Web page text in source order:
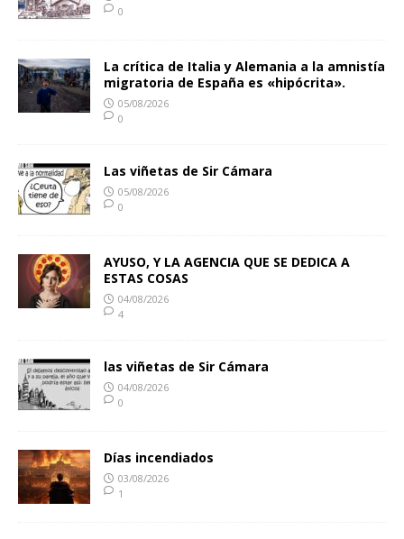
0
La crítica de Italia y Alemania a la amnistía
migratoria de España es «hipócrita».
05/08/2026
0
Las viñetas de Sir Cámara
05/08/2026
0
AYUSO, Y LA AGENCIA QUE SE DEDICA A
ESTAS COSAS
04/08/2026
4
las viñetas de Sir Cámara
04/08/2026
0
Días incendiados
03/08/2026
1